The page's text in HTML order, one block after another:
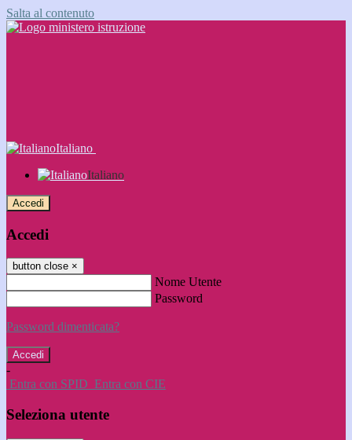
Salta al contenuto
Italiano
Italiano
Accedi
Accedi
button close ×
Nome Utente
Password
Password dimenticata?
-
Entra con SPID Entra con CIE
Seleziona utente